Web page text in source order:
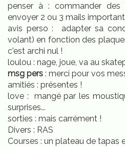
penser à : commander
envoyer 2 ou 3 mails
avis perso : adapter sa
volant) en fonction des
c'est archi nul !
loulou : nage, joue, va au
msg pers : merci pour vos
amitiés : présentes !
love : mangé par les
surprises...
sorties : mais carrément !
Divers : RAS
Courses : un plateau de tapas